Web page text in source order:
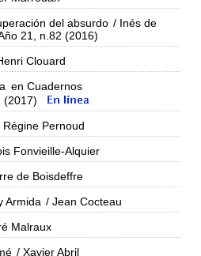
del absurdo / Inés de
21, n.82 (2016)
Clouard
en Cuadernos
(2017)
Régine Pernoud
Fonvieille-Alquier
de Boisdeffre
Armida / Jean Cocteau
Malraux
/ Xavier Abril